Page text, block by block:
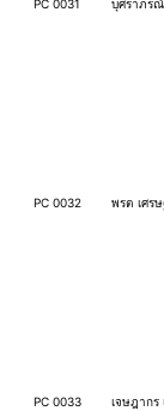
PC 0031 บุศราภร
PC 0032 พรต เศร
PC 0033 เจษฎากร